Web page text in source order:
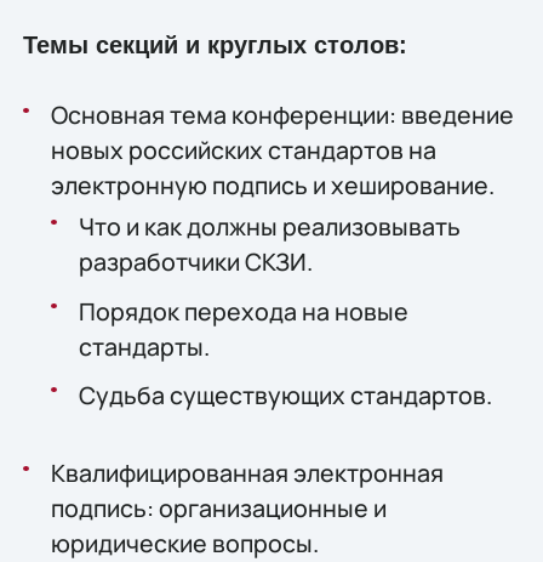
Темы секций и круглых столов:
Основная тема конференции: введение
новых российских стандартов на
электронную подпись и хеширование.
Что и как должны реализовывать
разработчики СКЗИ.
Порядок перехода на новые
стандарты.
Судьба существующих стандартов.
Квалифицированная электронная
подпись: организационные и
юридические вопросы.